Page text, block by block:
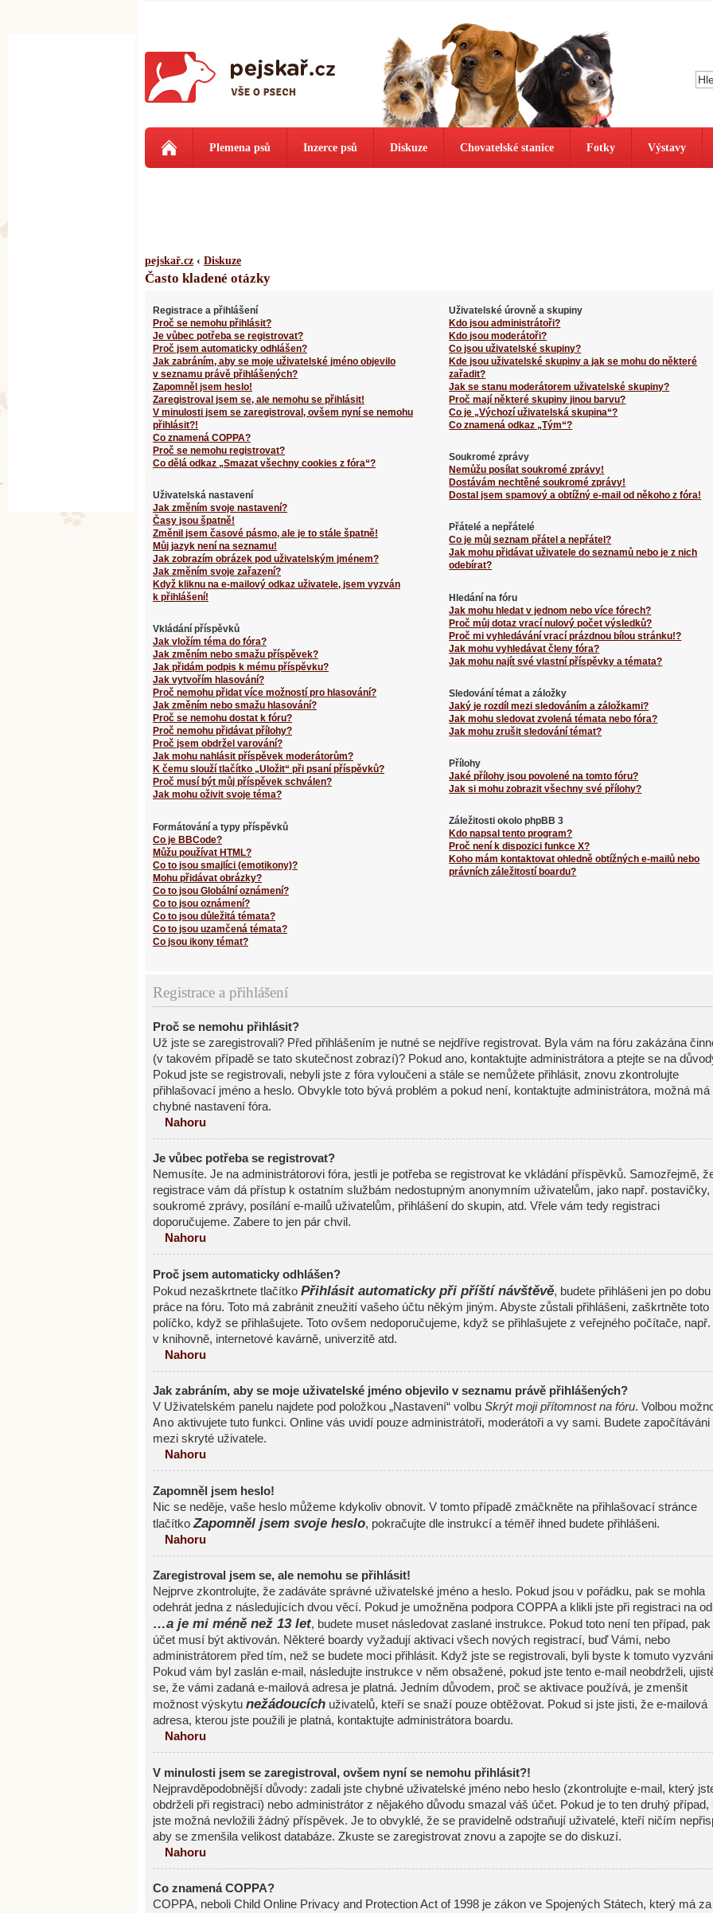
Plemena psů Inzerce psů Diskuze Chovatelské stanice Fotky Výstavy
pejskař.cz ‹ Diskuze
Často kladené otázky
Registrace a přihlášení
Proč se nemohu přihlásit?
Je vůbec potřeba se registrovat?
Proč jsem automaticky odhlášen?
Jak zabráním, aby se moje uživatelské jméno objevilo
v seznamu právě přihlášených?
Zapomněl jsem heslo!
Zaregistroval jsem se, ale nemohu se přihlásit!
V minulosti jsem se zaregistroval, ovšem nyní se nemohu
přihlásit?!
Co znamená COPPA?
Proč se nemohu registrovat?
Co dělá odkaz „Smazat všechny cookies z fóra“?
Uživatelská nastavení
Jak změním svoje nastavení?
Časy jsou špatně!
Změnil jsem časové pásmo, ale je to stále špatně!
Můj jazyk není na seznamu!
Jak zobrazím obrázek pod uživatelským jménem?
Jak změním svoje zařazení?
Když kliknu na e-mailový odkaz uživatele, jsem vyzván
k přihlášení!
Vkládání příspěvků
Jak vložím téma do fóra?
Jak změním nebo smažu příspěvek?
Jak přidám podpis k mému příspěvku?
Jak vytvořím hlasování?
Proč nemohu přidat více možností pro hlasování?
Jak změním nebo smažu hlasování?
Proč se nemohu dostat k fóru?
Proč nemohu přidávat přílohy?
Proč jsem obdržel varování?
Jak mohu nahlásit příspěvek moderátorům?
K čemu slouží tlačítko „Uložit“ při psaní příspěvků?
Proč musí být můj příspěvek schválen?
Jak mohu oživit svoje téma?
Formátování a typy příspěvků
Co je BBCode?
Můžu používat HTML?
Co to jsou smajlíci (emotikony)?
Mohu přidávat obrázky?
Co to jsou Globální oznámení?
Co to jsou oznámení?
Co to jsou důležitá témata?
Co to jsou uzamčená témata?
Co jsou ikony témat?
Uživatelské úrovně a skupiny
Kdo jsou administrátoři?
Kdo jsou moderátoři?
Co jsou uživatelské skupiny?
Kde jsou uživatelské skupiny a jak se mohu do některé
zařadit?
Jak se stanu moderátorem uživatelské skupiny?
Proč mají některé skupiny jinou barvu?
Co je „Výchozí uživatelská skupina“?
Co znamená odkaz „Tým“?
Soukromé zprávy
Nemůžu posílat soukromé zprávy!
Dostávám nechtěné soukromé zprávy!
Dostal jsem spamový a obtížný e-mail od někoho z fóra!
Přátelé a nepřátelé
Co je můj seznam přátel a nepřátel?
Jak mohu přidávat uživatele do seznamů nebo je z nich
odebírat?
Hledání na fóru
Jak mohu hledat v jednom nebo více fórech?
Proč můj dotaz vrací nulový počet výsledků?
Proč mi vyhledávání vrací prázdnou bílou stránku!?
Jak mohu vyhledávat členy fóra?
Jak mohu najít své vlastní příspěvky a témata?
Sledování témat a záložky
Jaký je rozdíl mezi sledováním a záložkami?
Jak mohu sledovat zvolená témata nebo fóra?
Jak mohu zrušit sledování témat?
Přílohy
Jaké přílohy jsou povolené na tomto fóru?
Jak si mohu zobrazit všechny své přílohy?
Záležitosti okolo phpBB 3
Kdo napsal tento program?
Proč není k dispozici funkce X?
Koho mám kontaktovat ohledně obtížných e-mailů nebo
právních záležitostí boardu?
Registrace a přihlášení
Proč se nemohu přihlásit?
Už jste se zaregistrovali? Před přihlášením je nutné se nejdříve registrovat. Byla vám na fóru zakázána
(v takovém případě se tato skutečnost zobrazí)? Pokud ano, kontaktujte administrátora a ptejte se na
Pokud jste se registrovali, nebyli jste z fóra vyloučeni a stále se nemůžete přihlásit, znovu zkontrolujte
přihlašovací jméno a heslo. Obvykle toto bývá problém a pokud není, kontaktujte administrátora, možná má
chybné nastavení fóra.
Nahoru
Je vůbec potřeba se registrovat?
Nemusíte. Je na administrátorovi fóra, jestli je potřeba se registrovat ke vkládání příspěvků. Samozřejmě,
registrace vám dá přístup k ostatním službám nedostupným anonymním uživatelům, jako např. postavičky,
soukromé zprávy, posílání e-mailů uživatelům, přihlášení do skupin, atd. Vřele vám tedy registraci
doporučujeme. Zabere to jen pár chvil.
Nahoru
Proč jsem automaticky odhlášen?
Pokud nezaškrtnete tlačítko Přihlásit automaticky při příští návštěvě, budete přihlášeni jen po dobu
práce na fóru. Toto má zabránit zneužití vašeho účtu někým jiným. Abyste zůstali přihlášeni, zaškrtněte toto
políčko, když se přihlašujete. Toto ovšem nedoporučujeme, když se přihlašujete z veřejného počítače, např.
v knihovně, internetové kavárně, univerzitě atd.
Nahoru
Jak zabráním, aby se moje uživatelské jméno objevilo v seznamu právě přihlášených?
V Uživatelském panelu najdete pod položkou „Nastavení“ volbu Skrýt moji přítomnost na fóru. Volbou
Ano aktivujete tuto funkci. Online vás uvidí pouze administrátoři, moderátoři a vy sami. Budete započítáváni
mezi skryté uživatele.
Nahoru
Zapomněl jsem heslo!
Nic se neděje, vaše heslo můžeme kdykoliv obnovit. V tomto případě zmáčkněte na přihlašovací stránce
tlačítko Zapomněl jsem svoje heslo, pokračujte dle instrukcí a téměř ihned budete přihlášeni.
Nahoru
Zaregistroval jsem se, ale nemohu se přihlásit!
Nejprve zkontrolujte, že zadáváte správné uživatelské jméno a heslo. Pokud jsou v pořádku, pak se mohla
odehrát jedna z následujících dvou věcí. Pokud je umožněna podpora COPPA a klikli jste při registraci na
…a je mi méně než 13 let, budete muset následovat zaslané instrukce. Pokud toto není ten případ, pak
účet musí být aktivován. Některé boardy vyžadují aktivaci všech nových registrací, buď Vámi, nebo
administrátorem před tím, než se budete moci přihlásit. Když jste se registrovali, byli byste k tomuto
Pokud vám byl zaslán e-mail, následujte instrukce v něm obsažené, pokud jste tento e-mail neobdrželi,
se, že vámi zadaná e-mailová adresa je platná. Jedním důvodem, proč se aktivace používá, je zmenšit
možnost výskytu nežádoucích uživatelů, kteří se snaží pouze obtěžovat. Pokud si jste jisti, že e-mailová
adresa, kterou jste použili je platná, kontaktujte administrátora boardu.
Nahoru
V minulosti jsem se zaregistroval, ovšem nyní se nemohu přihlásit?!
Nejpravděpodobnější důvody: zadali jste chybné uživatelské jméno nebo heslo (zkontrolujte e-mail, který
obdrželi při registraci) nebo administrátor z nějakého důvodu smazal váš účet. Pokud je to ten druhý případ,
jste možná nevložili žádný příspěvek. Je to obvyklé, že se pravidelně odstraňují uživatelé, kteří ničím
aby se zmenšila velikost databáze. Zkuste se zaregistrovat znovu a zapojte se do diskuzí.
Nahoru
Co znamená COPPA?
COPPA, neboli Child Online Privacy and Protection Act of 1998 je zákon ve Spojených Státech, který má za